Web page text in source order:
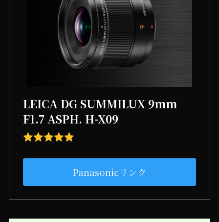
LEICA DG SUMMILUX 9mm
F1.7 ASPH. H-X09
Panasonicリンク